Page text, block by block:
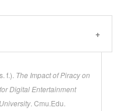
f.). The Impact of Piracy on
Digital Entertainment
. Cmu.Edu.